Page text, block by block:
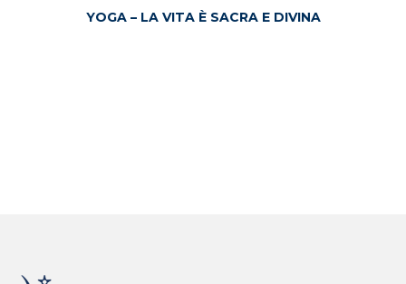
YOGA – LA VITA È SACRA E DIVINA